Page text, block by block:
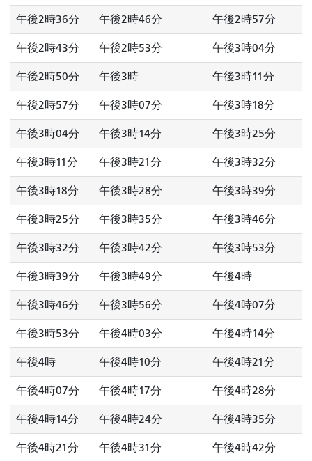
午後2時36分 午後2時46分 午後2時57分
午後2時43分 午後2時53分 午後3時04分
午後2時50分 午後3時 午後3時11分
午後2時57分 午後3時07分 午後3時18分
午後3時04分 午後3時14分 午後3時25分
午後3時11分 午後3時21分 午後3時32分
午後3時18分 午後3時28分 午後3時39分
午後3時25分 午後3時35分 午後3時46分
午後3時32分 午後3時42分 午後3時53分
午後3時39分 午後3時49分 午後4時
午後3時46分 午後3時56分 午後4時07分
午後3時53分 午後4時03分 午後4時14分
午後4時 午後4時10分 午後4時21分
午後4時07分 午後4時17分 午後4時28分
午後4時14分 午後4時24分 午後4時35分
午後4時21分 午後4時31分 午後4時42分